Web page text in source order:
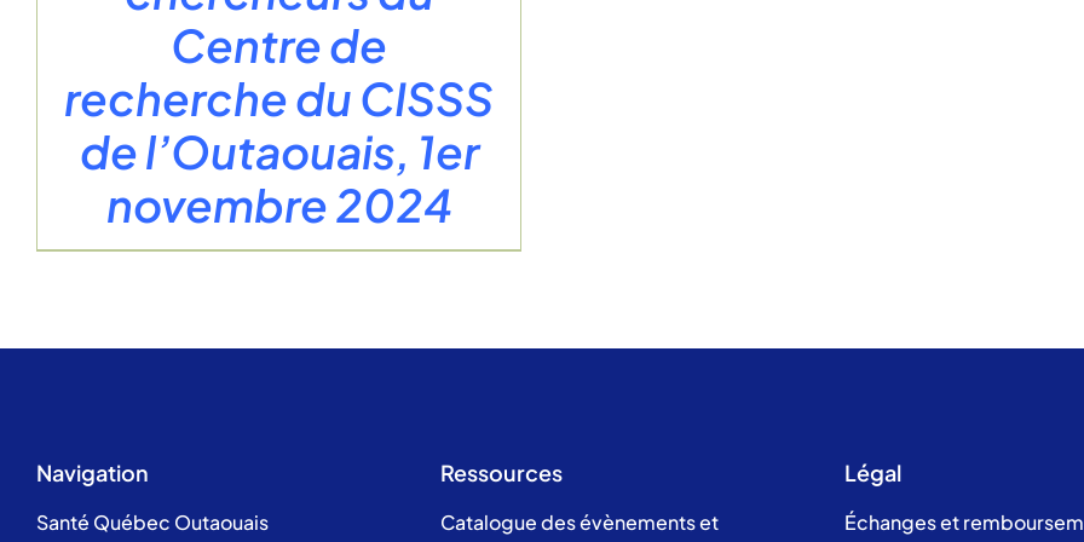
Centre de
recherche du CISSS
de l’Outaouais, 1er
novembre 2024
Navigation
Santé Québec Outaouais
Ressources
Catalogue des évènements et
Légal
Échanges et